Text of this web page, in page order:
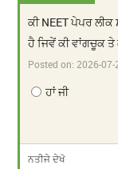
ਕੀ NEET ਪੇਪਰ
ਹੈ ਜਿਵੇਂ ਕੀ ਵਾਂਗਚੂਕ
Posted on:2026-07-
ਹਾਂ ਜੀ
ਨਤੀਜੇ ਦੇਖੋ